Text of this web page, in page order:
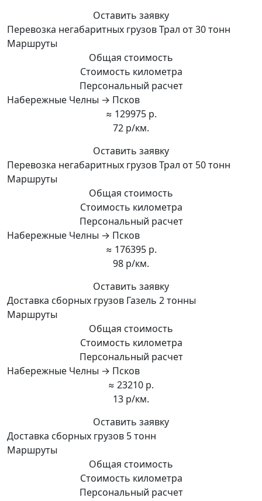
Оставить заявку
Перевозка негабаритных грузов Трал от 30 тонн
Маршруты
Общая стоимость
Стоимость километра
Персональный расчет
Набережные Челны → Псков
≈ 129975 р.
72 р/км.
Оставить заявку
Перевозка негабаритных грузов Трал от 50 тонн
Маршруты
Общая стоимость
Стоимость километра
Персональный расчет
Набережные Челны → Псков
≈ 176395 р.
98 р/км.
Оставить заявку
Доставка сборных грузов Газель 2 тонны
Маршруты
Общая стоимость
Стоимость километра
Персональный расчет
Набережные Челны → Псков
≈ 23210 р.
13 р/км.
Оставить заявку
Доставка сборных грузов 5 тонн
Маршруты
Общая стоимость
Стоимость километра
Персональный расчет